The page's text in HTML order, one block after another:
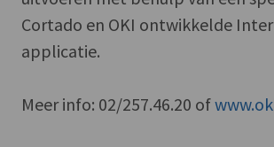
Cortado en OKI ontwikkelde
applicatie.
Meer info: 02/257.46.20 of